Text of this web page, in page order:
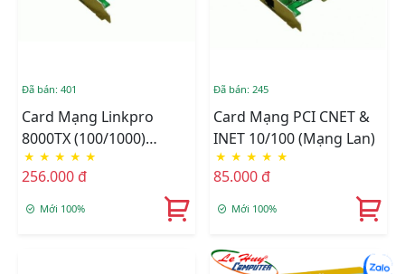
Đã bán: 401
Card Mạng Linkpro
8000TX (100/1000)
(mạng Lan)
★ ★ ★ ★ ★
256.000 đ
Mới 100%
Đã bán: 245
Card Mạng PCI CNET &
INET 10/100 (mạng Lan)
★ ★ ★ ★ ★
85.000 đ
Mới 100%